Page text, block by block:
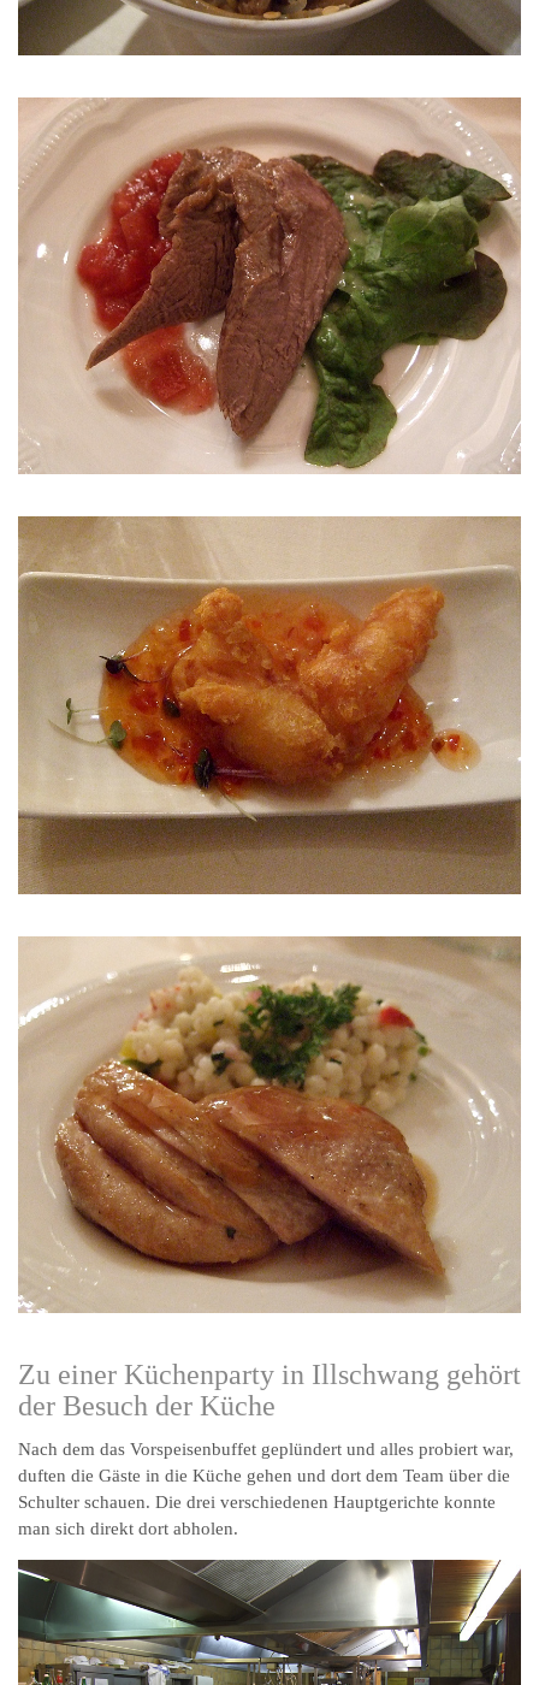
Zu einer Küchenparty in Illschwang gehört
der Besuch der Küche
Nach dem das Vorspeisenbuffet geplündert und alles probiert war,
duften die Gäste in die Küche gehen und dort dem Team über die
Schulter schauen. Die drei verschiedenen Hauptgerichte konnte
man sich direkt dort abholen.